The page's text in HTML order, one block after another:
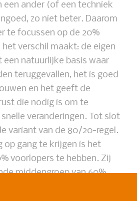
een ander (of een techniek
zo niet beter. Daarom
te focussen op de 20%
verschil maakt: de eigen
een natuurlijke basis waar
teruggevallen, het is goed
en het geeft de
die nodig is om te
veranderingen. Tot slot
variant van de 80/20-regel.
op gang te krijgen is het
voorlopers te hebben. Zij
middengroep van 60%